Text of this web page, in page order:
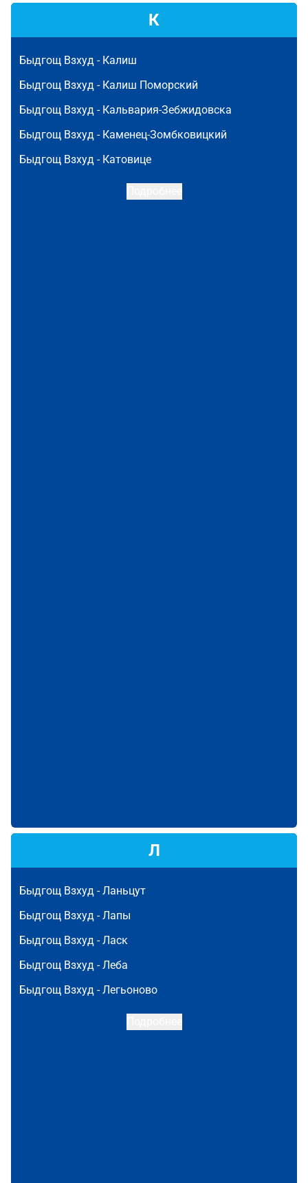
К
Быдгощ Взхуд - Калиш
Быдгощ Взхуд - Калиш Поморский
Быдгощ Взхуд - Кальвария-Зебжидовска
Быдгощ Взхуд - Каменец-Зомбковицкий
Быдгощ Взхуд - Катовице
Л
Быдгощ Взхуд -Ланьцут
Быдгощ Взхуд -Лапы
Быдгощ Взхуд -Ласк
Быдгощ Взхуд -Леба
Быдгощ Взхуд -Легьоново